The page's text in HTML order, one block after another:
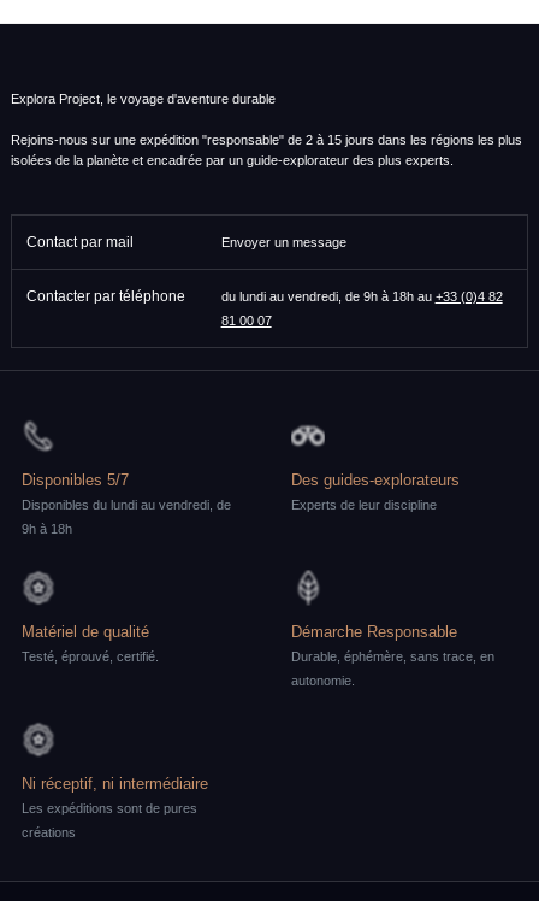
Explora Project, le voyage d'aventure durable
Rejoins-nous sur une expédition "responsable" de 2 à 15 jours dans les régions les plus
isolées de la planète et encadrée par un guide-explorateur des plus experts.
Contact par mail Envoyer un message
Contacter par téléphone du lundi au vendredi, de 9h à 18h au +33 (0)4 82
81 00 07
Disponibles 5/7
Disponibles du lundi au vendredi, de
9h à 18h
Des guides-explorateurs
Experts de leur discipline
Matériel de qualité
Testé, éprouvé, certifié.
Démarche Responsable
Durable, éphémère, sans trace, en
autonomie.
Ni réceptif, ni intermédiaire
Les expéditions sont de pures
créations